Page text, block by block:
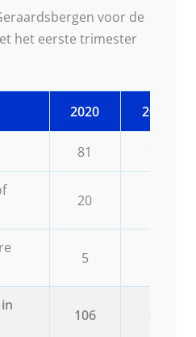
voor de
het eerste trimester
2020 2021
81 73
20
5
106 87